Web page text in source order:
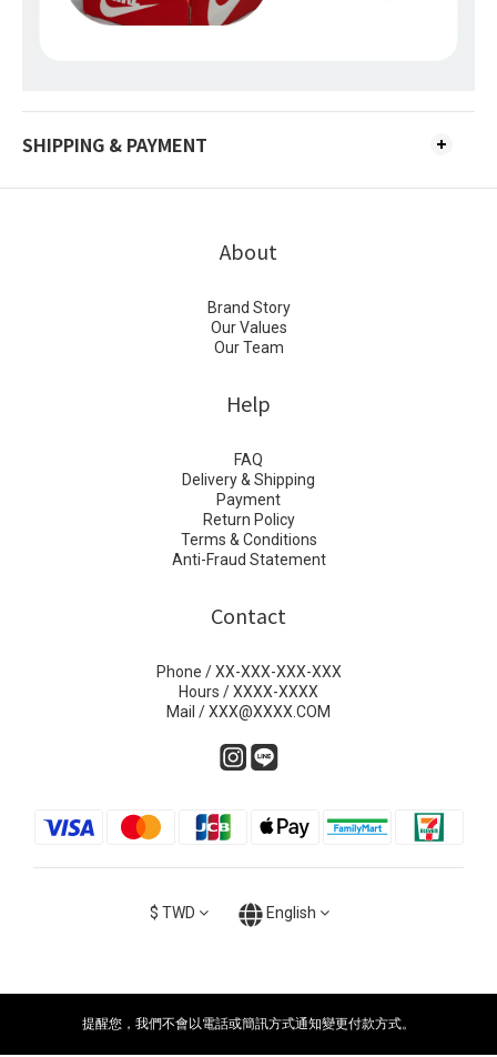
SHIPPING & PAYMENT
About
Brand Story
Our Values
Our Team
Help
FAQ
Delivery & Shipping
Payment
Return Policy
Terms & Conditions
Anti-Fraud Statement
Contact
Phone / XX-XXX-XXX-XXX
Hours / XXXX-XXXX
Mail / XXX@XXXX.COM
$ TWD English
提醒您，我們不會以電話或簡訊方式通知變更付款方式。